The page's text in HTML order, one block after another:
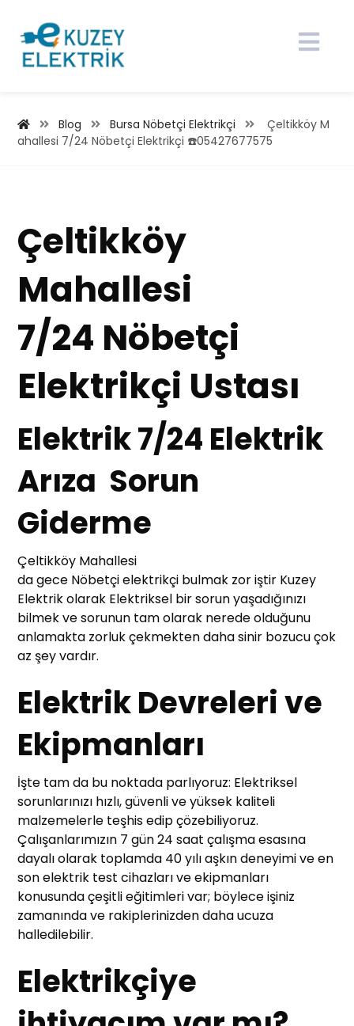
Blog Bursa Nöbetçi Elektrikçi
Çeltikköy M
ahallesi 7/24 Nöbetçi Elektrikçi ☎️05427677575
Çeltikköy
Mahallesi
7/24 Nöbetçi
Elektrikçi Ustası
Elektrik 7/24 Elektrik
Arıza Sorun
Giderme
Çeltikköy Mahallesi
da gece Nöbetçi elektrikçi bulmak zor iştir Kuzey
Elektrik olarak Elektriksel bir sorun yaşadığınızı
bilmek ve sorunun tam olarak nerede olduğunu
anlamakta zorluk çekmekten daha sinir bozucu çok
az şey vardır.
Elektrik Devreleri ve
Ekipmanları
İşte tam da bu noktada parlıyoruz: Elektriksel
sorunlarınızı hızlı, güvenli ve yüksek kaliteli
malzemelerle teşhis edip çözebiliyoruz.
Çalışanlarımızın 7 gün 24 saat çalışma esasına
dayalı olarak toplamda 40 yılı aşkın deneyimi ve en
son elektrik test cihazları ve ekipmanları
konusunda çeşitli eğitimleri var; böylece işiniz
zamanında ve rakiplerinizden daha ucuza
halledilebilir.
Elektrikçiye